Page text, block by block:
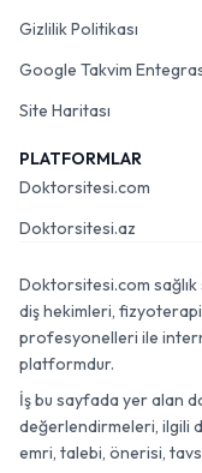
Gizlilik Politikası
Google Takvim
Site Haritası
PLATFORMLAR
Doktorsitesi.com
Doktorsitesi.az
Doktorsitesi.com
diş hekimleri,
profesyonelleri ile
platformdur.
İş bu sayfada yer alan
değerlendirmeleri, ilgili
emri, talebi, önerisi,